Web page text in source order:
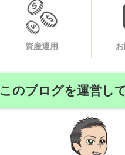
資産運用
このブログを運営し